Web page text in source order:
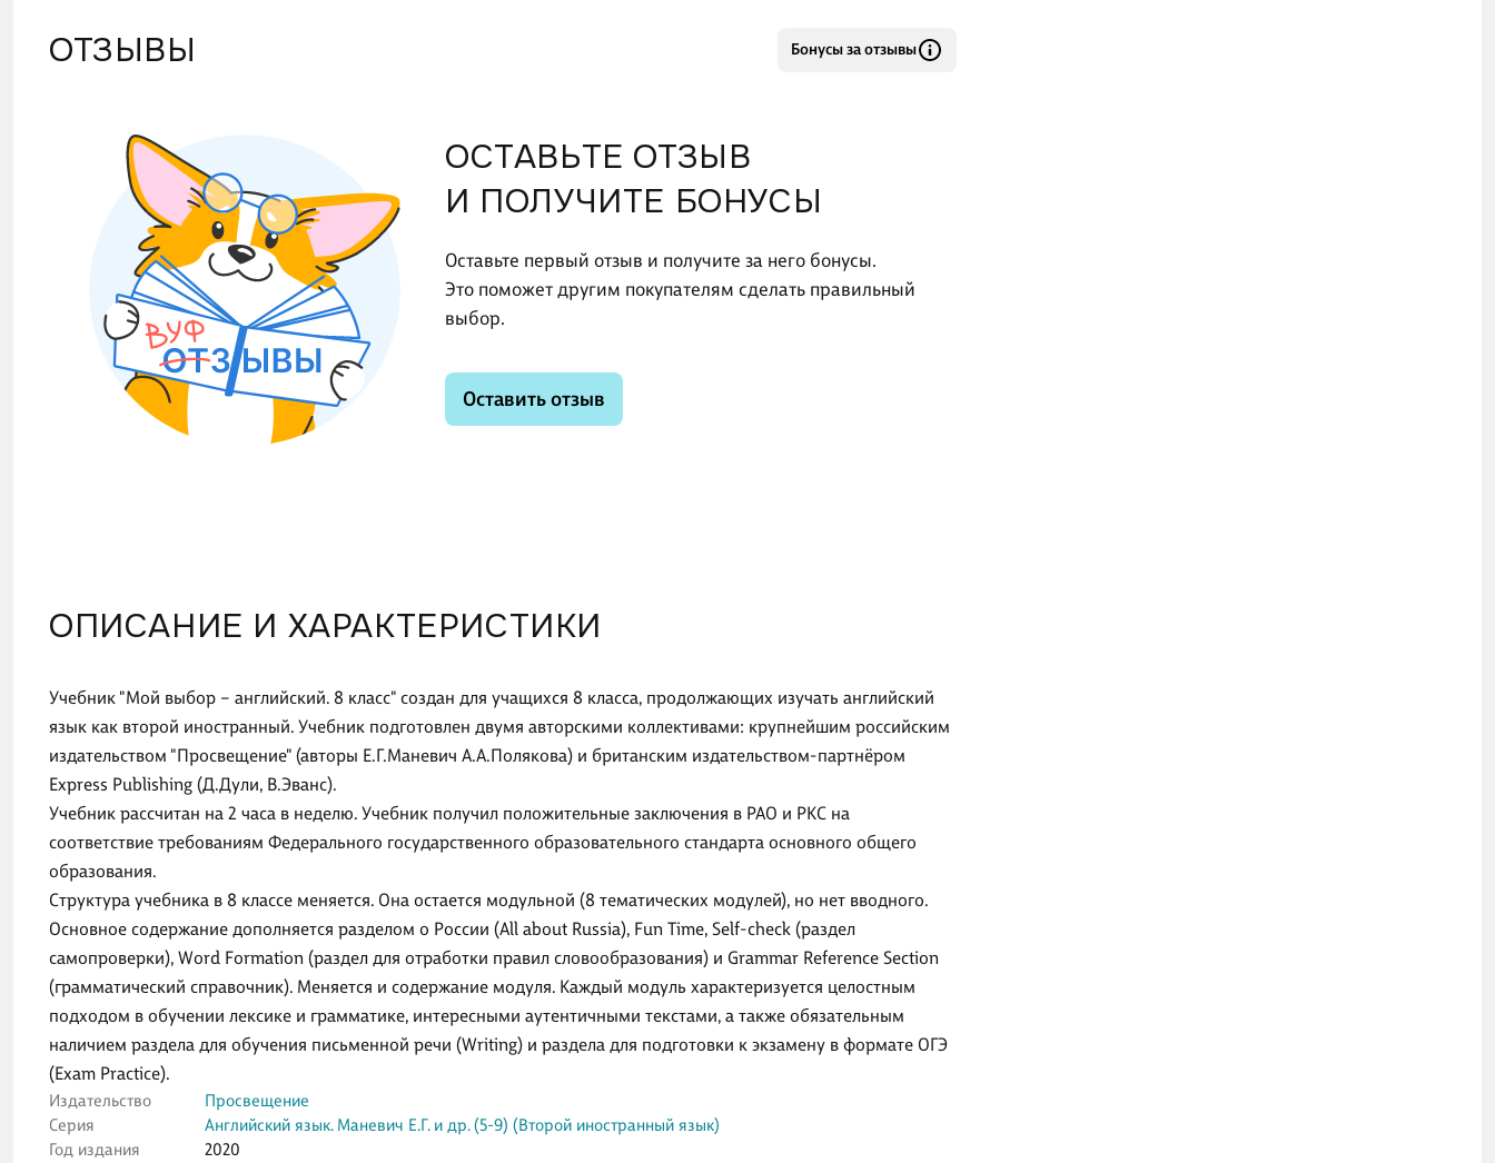
ОПИСАНИЕ И ХАРАКТЕРИСТИКИ
Учебник "Мой выбор – английский. 8 класс" создан для учащихся 8 класса, продолжающих изучать английский
язык как второй иностранный. Учебник подготовлен двумя авторскими коллективами: крупнейшим российским
издательством "Просвещение" (авторы Е.Г.Маневич А.А.Полякова) и британским издательством-партнёром
Express Publishing (Д.Дули, В.Эванс).
Учебник рассчитан на 2 часа в неделю. Учебник получил положительные заключения в РАО и РКС на
соответствие требованиям Федерального государственного образовательного стандарта основного общего
образования.
Структура учебника в 8 классе меняется. Она остается модульной (8 тематических модулей), но нет вводного.
Основное содержание дополняется разделом о России (All about Russia), Fun Time, Self-check (раздел
самопроверки), Word Formation (раздел для отработки правил словообразования) и Grammar Reference Section
(грамматический справочник). Меняется и содержание модуля. Каждый модуль характеризуется целостным
подходом в обучении лексике и грамматике, интересными аутентичными текстами, а также обязательным
наличием раздела для обучения письменной речи (Writing) и раздела для подготовки к экзамену в формате ОГЭ
(Exam Practice).
Издательство
Просвещение
Серия
Английский язык. Маневич Е.Г. и др. (5-9) (Второй иностранный язык)
Год издания
2020
ОТЗЫВЫ Бонусы за отзывы
ОСТАВЬТЕ ОТЗЫВ
И ПОЛУЧИТЕ БОНУСЫ
Оставьте первый отзыв и получите за него бонусы.
Это поможет другим покупателям сделать правильный
выбор.
Оставить отзыв